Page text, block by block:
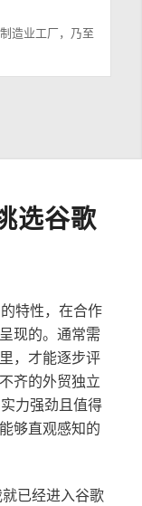
造业工厂，乃至
选谷歌
特性，在合作
现的。通常需
，才能逐步评
齐的外贸独立
力强劲且值得
够直观感知的
已经进入谷歌